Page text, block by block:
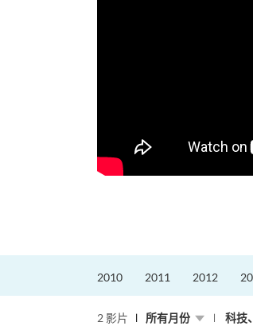
2010 2011 2012
2 影片 所有月份 科技